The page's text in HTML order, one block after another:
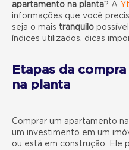
apartamento na planta? A
informações que você
seja o mais tranquilo
índices utilizados, dicas
Etapas da
na planta
Comprar um apartamento
um investimento em um
ou está em construção. Ele